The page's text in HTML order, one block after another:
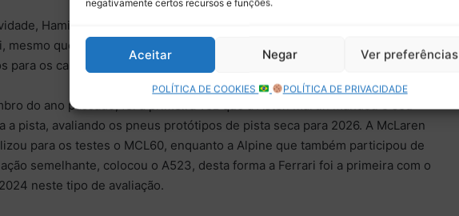
negativamente certos recursos e funções.
Aceitar Negar Ver preferências
POLÍTICA DE COOKIES POLÍTICA DE PRIVACIDADE
Hamilton conseguiu a oportunidade de guiar o carro do ano passado
mesmo que modificado para tentar emular os níveis de downforce
para os carros de 2026.
do ano passado, foi a primeira vez que a Aston Martin mandou o seu
a pista, avaliando os pneus protótipos de pista seca para 2026. A McLaren
para os testes o MCL60, enquanto a Alpine que também participou de
semelhante, colocou o A523, desta forma a Ferrari foi a primeira com o
neste tipo de avaliação.